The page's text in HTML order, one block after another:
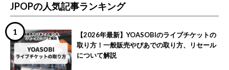
JPOPの人気記事ランキング
【2026年最新】YOASOBIのライブチケットの
取り方！一般販売やぴあでの取り方、リセール
について解説